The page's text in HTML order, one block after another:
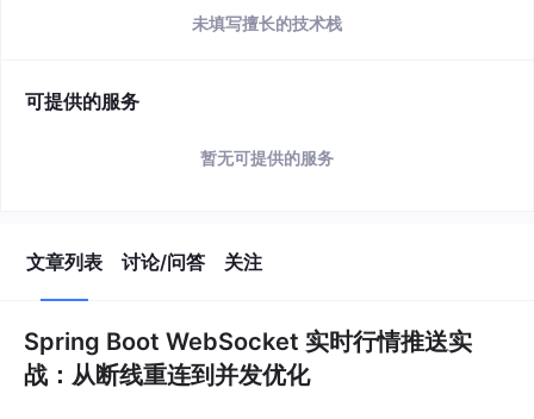
未填写擅长的技术栈
可提供的服务
暂无可提供的服务
文章列表 讨论/问答 关注
Spring Boot WebSocket 实时行情推送实
战：从断线重连到并发优化